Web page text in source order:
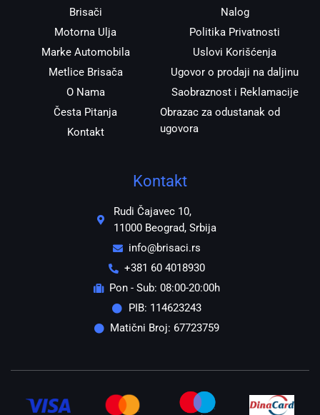
Brisači
Motorna Ulja
Marke Automobila
Metlice Brisača
O Nama
Česta Pitanja
Kontakt
Nalog
Politika Privatnosti
Uslovi Korišćenja
Ugovor o prodaji na daljinu
Saobraznost i Reklamacije
Obrazac za odustanak od
ugovora
Kontakt
Rudi Čajavec 10,
11000 Beograd, Srbija
info@brisaci.rs
+381 60 4018930
Pon - Sub: 08:00-20:00h
PIB: 114623243
Matični Broj: 67723759